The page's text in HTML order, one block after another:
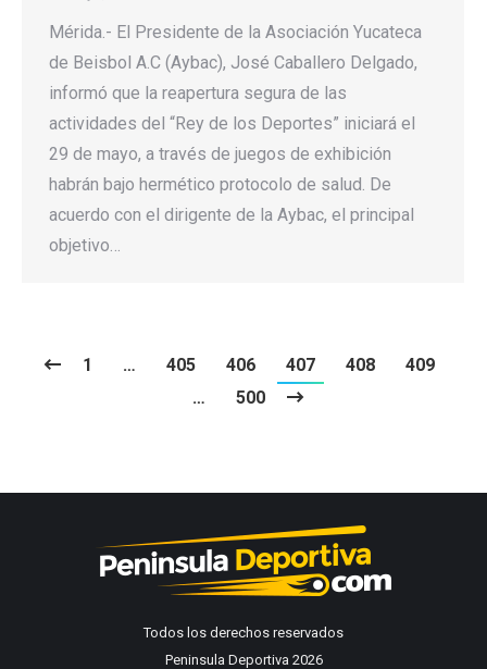
Mérida.- El Presidente de la Asociación Yucateca
de Beisbol A.C (Aybac), José Caballero Delgado,
informó que la reapertura segura de las
actividades del “Rey de los Deportes” iniciará el
29 de mayo, a través de juegos de exhibición
habrán bajo hermético protocolo de salud. De
acuerdo con el dirigente de la Aybac, el principal
objetivo…
1 … 405 406 407 408
409
…
500
Todos los derechos reservados
Peninsula Deportiva 2026